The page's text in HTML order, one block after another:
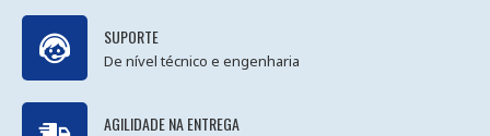
SUPORTE
De nível técnico e engenharia
AGILIDADE NA ENTREGA